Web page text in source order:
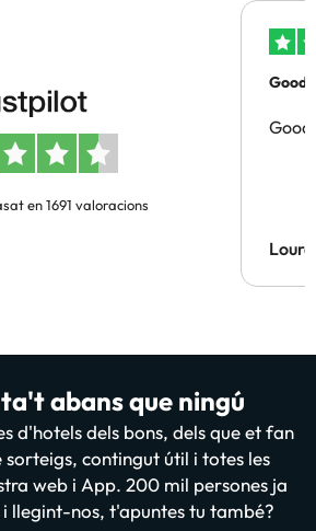
en 1691 valoracions
Good
Good
abans que ningú
d'hotels dels bons, dels que et fan
contingut útil i totes les
web i App. 200 mil persones ja
i llegint-nos, t'apuntes tu també?